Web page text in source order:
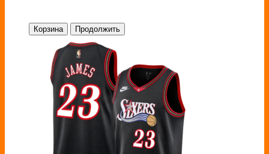
Корзина Продолжить